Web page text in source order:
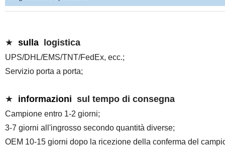
★ sulla logistica
UPS/DHL/EMS/TNT/FedEx, ecc.;
Servizio porta a porta;
★ informazioni sul tempo di consegna
Campione entro 1-2 giorni;
3-7 giorni all'ingrosso secondo quantità diverse;
OEM 10-15 giorni dopo la ricezione della conferma del